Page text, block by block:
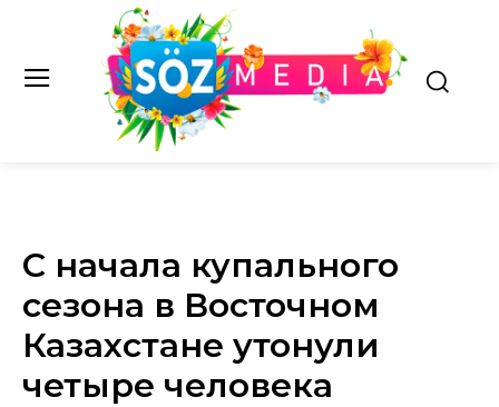
С начала купального
сезона в Восточном
Казахстане утонули
четыре человека